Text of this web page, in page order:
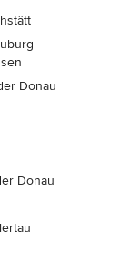
Donau
Donau